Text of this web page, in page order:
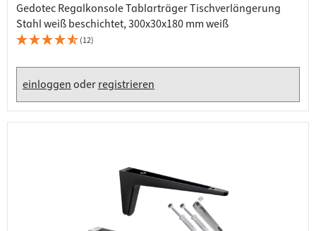
Gedotec Regalkonsole Tablarträger Tischverlängerung
Stahl weiß beschichtet, 300x30x180 mm weiß
(12)
einloggenoderregistrieren